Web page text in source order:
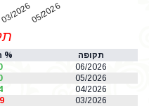
03/202605/2026
תקופה %
06/2026
05/2026
04/2026
03/2026